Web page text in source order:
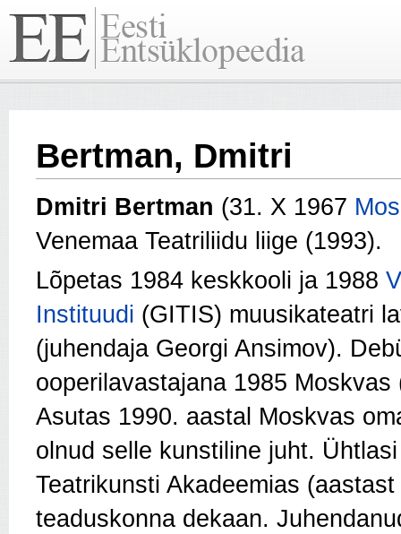
Bertman, Dmitri
Dmitri Bertman (31. X 1967
Venemaa Teatriliidu liige (1993).
Lõpetas 1984 keskkooli ja 1988
Instituudi (GITIS) muusikateatri
(juhendaja Georgi Ansimov).
ooperilavastajana 1985 Moskvas
Asutas 1990. aastal Moskvas
olnud selle kunstiline juht.
Teatrikunsti Akadeemias
teaduskonna dekaan.